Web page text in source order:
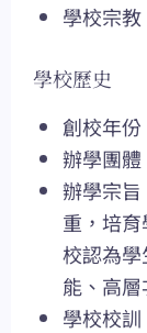
學校宗
學校歷史
創校年
辦學團
辦學宗
重，培
校認為
能、高
學校校